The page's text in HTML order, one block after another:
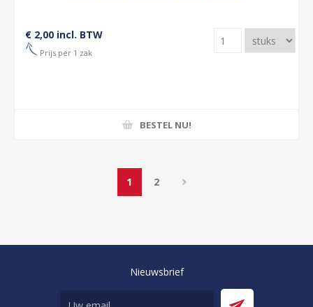
€ 2,00 incl. BTW
Prijs per 1 zak
BESTEL NU!
1 2
Nieuwsbrief